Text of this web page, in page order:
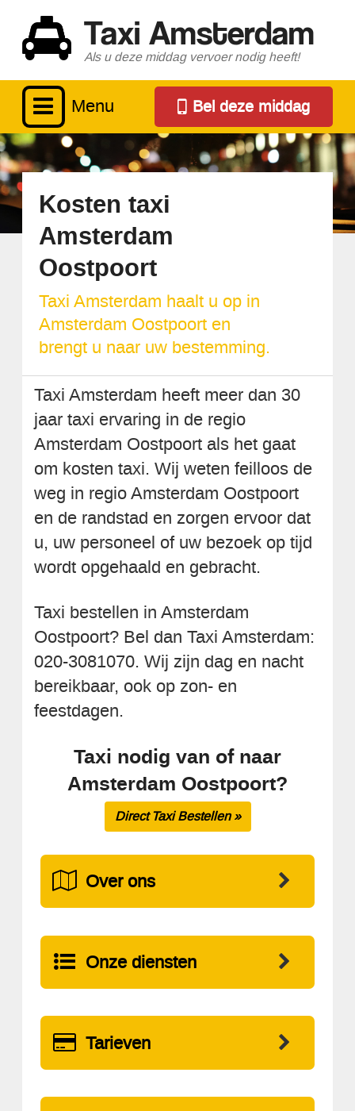
Taxi Amsterdam
Als u deze middag vervoer nodig heeft!
Menu Bel deze middag
Kosten taxi
Amsterdam
Oostpoort
Taxi Amsterdam haalt u op in
Amsterdam Oostpoort en
brengt u naar uw bestemming.
Taxi Amsterdam heeft meer dan 30
jaar taxi ervaring in de regio
Amsterdam Oostpoort als het gaat
om kosten taxi. Wij weten feilloos de
weg in regio Amsterdam Oostpoort
en de randstad en zorgen ervoor dat
u, uw personeel of uw bezoek op tijd
wordt opgehaald en gebracht.
Taxi bestellen in Amsterdam
Oostpoort? Bel dan Taxi Amsterdam:
020-3081070. Wij zijn dag en nacht
bereikbaar, ook op zon- en
feestdagen.
Taxi nodig van of naar
Amsterdam Oostpoort?
Direct Taxi Bestellen »
Over ons
Onze diensten
Tarieven